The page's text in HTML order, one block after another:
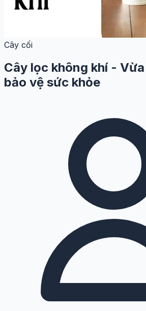
Cây cối
Cây lọc không khí -
bảo vệ sức khỏe